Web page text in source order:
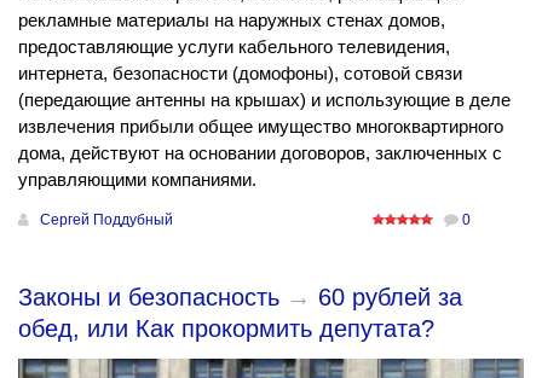
рекламные материалы на наружных стенах домов,
предоставляющие услуги кабельного телевидения,
интернета, безопасности (домофоны), сотовой связи
(передающие антенны на крышах) и использующие в деле
извлечения прибыли общее имущество многоквартирного
дома, действуют на основании договоров, заключенных с
управляющими компаниями.
Сергей Поддубный 0
Законы и безопасность → 60 рублей за
обед, или Как прокормить депутата?